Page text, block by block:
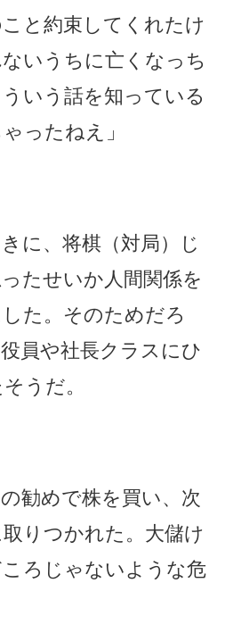
と約束してくれたけ
いうちに亡くなっち
いう話を知っている
ったねえ」
に、将棋（対局）じ
たせいか人間関係を
た。そのためだろ
員や社長クラスにひ
うだ。
勧めで株を買い、次
りつかれた。大儲け
ろじゃないような危